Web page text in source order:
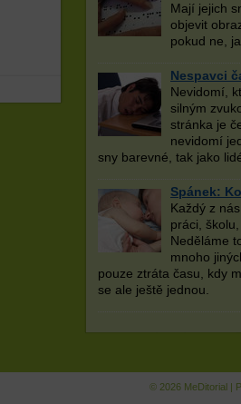
Mají jejich
objevit
pokud ne,
Nespavci
Nevidomí,
silným
stránka je
nevidomí
sny barevné, tak jako
Spánek:
Každý z
práci,
Neděláme
mnoho
pouze ztráta času, kdy
se ale ještě jednou.
© 2026 MeDitorial |